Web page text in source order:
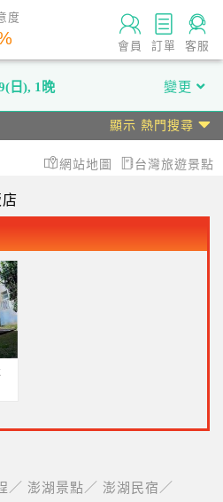
度
會員 訂單 客服
日), 1晚 變更
顯示 熱門搜尋
網站地圖 台灣旅遊景點
／ 澎湖景點／ 澎湖民宿／